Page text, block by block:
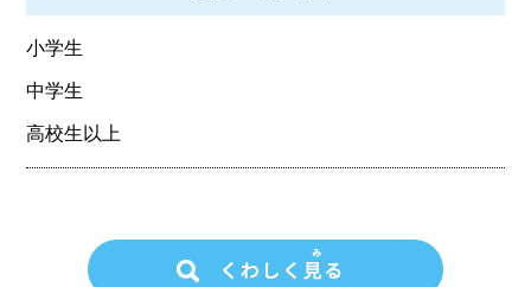
小学生
中学生
高校生以上